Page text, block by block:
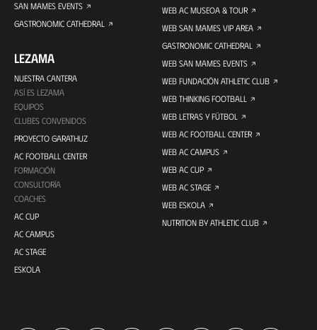
SAN MAMES EVENTS
GASTRONOMIC CATHEDRAL
LEZAMA
NUESTRA CANTERA
ASÍ ES LEZAMA
EQUIPOS
CLUBES CONVENIDOS
PROYECTO GARATHUZ
AC FOOTBALL CENTER
FORMACIÓN
CONSULTORÍA
COACHES
AC CUP
AC CAMPUS
AC STAGE
ESKOLA
WEB AC MUSEOA & TOUR
WEB SAN MAMES VIP AREA
GASTRONOMIC CATHEDRAL
WEB SAN MAMES EVENTS
WEB FUNDACIÓN ATHLETIC CLUB
WEB THINKING FOOTBALL
WEB LETRAS Y FÚTBOL
WEB AC FOOTBALL CENTER
WEB AC CAMPUS
WEB AC CUP
WEB AC STAGE
WEB ESKOLA
NUTRITION BY ATHLETIC CLUB